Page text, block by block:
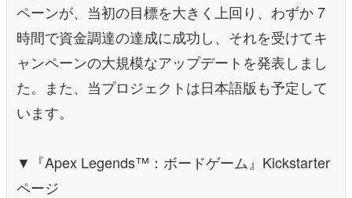
ペーンが、当初の目標を大きく上回り、わずか 7
時間で資金調達の達成に成功し、それを受けてキ
ャンペーンの大規模なアップデートを発表しまし
た。また、当プロジェクトは日本語版も予定して
います。
▼『Apex Legends™：ボードゲーム』Kickstarter
ページ